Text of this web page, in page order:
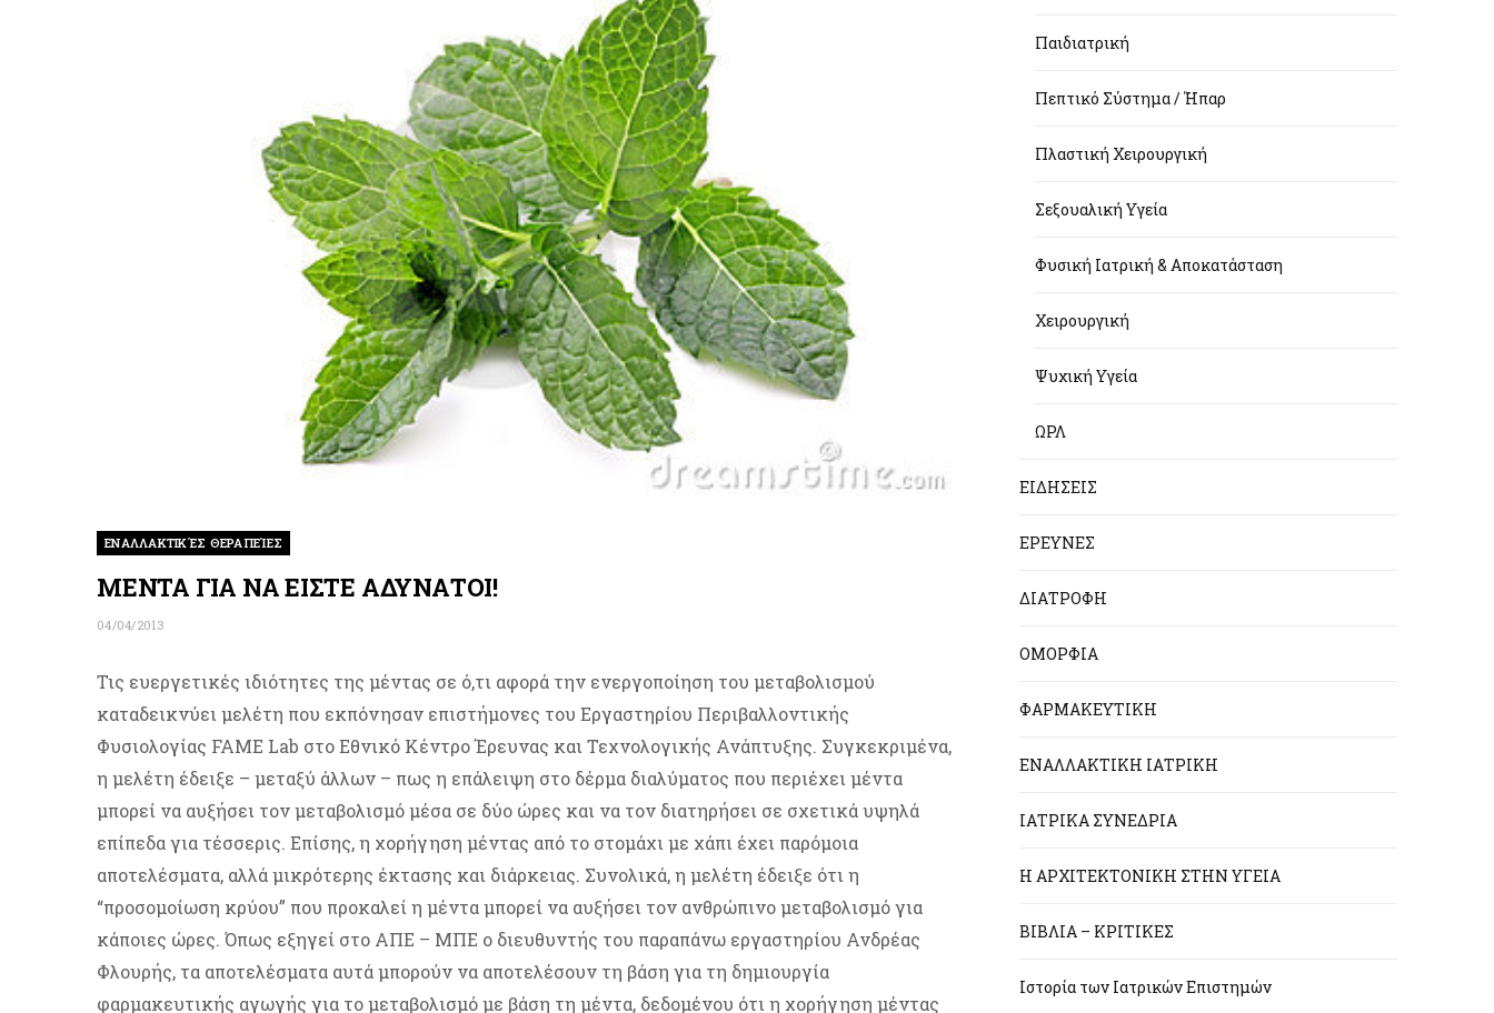
ΕΝΑΛΛΑΚΤΙΚΈΣ ΘΕΡΑΠΕΊΕΣ
ΜΕΝΤΑ ΓΙΑ ΝΑ ΕΙΣΤΕ ΑΔΥΝΑΤΟΙ!
04/04/2013
Τις ευεργετικές ιδιότητες της μέντας σε ό,τι αφορά την ενεργοποίηση του μεταβολισμού
καταδεικνύει μελέτη που εκπόνησαν επιστήμονες του Εργαστηρίου Περιβαλλοντικής
Φυσιολογίας FAME Lab στο Εθνικό Κέντρο Έρευνας και Τεχνολογικής Ανάπτυξης. Συγκεκριμένα,
η μελέτη έδειξε – μεταξύ άλλων – πως η επάλειψη στο δέρμα διαλύματος που περιέχει μέντα
μπορεί να αυξήσει τον μεταβολισμό μέσα σε δύο ώρες και να τον διατηρήσει σε σχετικά υψηλά
επίπεδα για τέσσερις. Επίσης, η χορήγηση μέντας από το στομάχι με χάπι έχει παρόμοια
αποτελέσματα, αλλά μικρότερης έκτασης και διάρκειας. Συνολικά, η μελέτη έδειξε ότι η
“προσομοίωση κρύου” που προκαλεί η μέντα μπορεί να αυξήσει τον ανθρώπινο μεταβολισμό για
κάποιες ώρες. Όπως εξηγεί στο ΑΠΕ – ΜΠΕ ο διευθυντής του παραπάνω εργαστηρίου Ανδρέας
Φλουρής, τα αποτελέσματα αυτά μπορούν να αποτελέσουν τη βάση για τη δημιουργία
φαρμακευτικής αγωγής για το μεταβολισμό με βάση τη μέντα, δεδομένου ότι η χορήγηση μέντας
Παιδιατρική
Πεπτικό Σύστημα / Ήπαρ
Πλαστική Χειρουργική
Σεξουαλική Υγεία
Φυσική Ιατρική & Αποκατάσταση
Χειρουργική
Ψυχική Υγεία
ΩΡΛ
ΕΙΔΗΣΕΙΣ
ΕΡΕΥΝΕΣ
ΔΙΑΤΡΟΦΗ
ΟΜΟΡΦΙΑ
ΦΑΡΜΑΚΕΥΤΙΚΗ
ΕΝΑΛΛΑΚΤΙΚΗ ΙΑΤΡΙΚΗ
ΙΑΤΡΙΚΑ ΣΥΝΕΔΡΙΑ
Η ΑΡΧΙΤΕΚΤΟΝΙΚΗ ΣΤΗΝ ΥΓΕΙΑ
ΒΙΒΛΙΑ – ΚΡΙΤΙΚΕΣ
Ιστορία των Ιατρικών Επιστημών